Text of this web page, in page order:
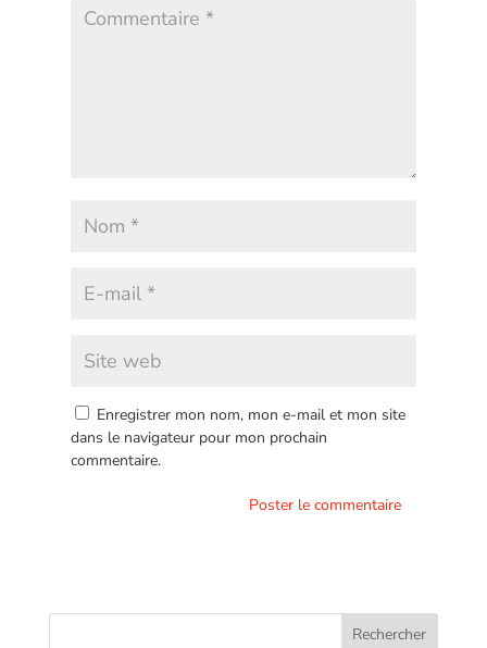
Enregistrer mon nom, mon e-mail et mon site
dans le navigateur pour mon prochain
commentaire.